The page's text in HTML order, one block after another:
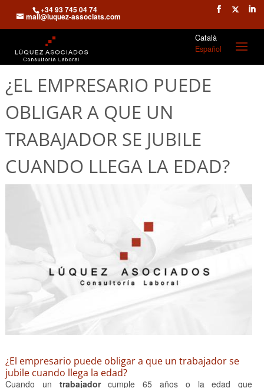
+34 93 745 04 74
mail@luquez-associats.com
Català
Español
¿EL EMPRESARIO PUEDE
OBLIGAR A QUE UN
TRABAJADOR SE JUBILE
CUANDO LLEGA LA EDAD?
¿El empresario puede obligar a que un trabajador se
jubile cuando llega la edad?
Cuando un trabajadorcumple 65 años o la edad que